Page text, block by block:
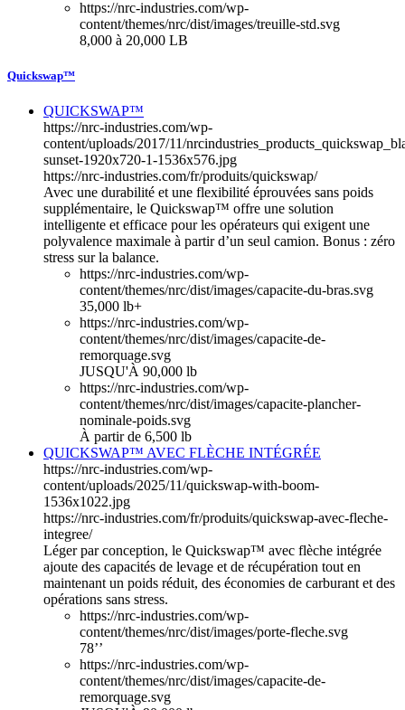
https://nrc-industries.com/wp-
content/themes/nrc/dist/images/treuille-std.svg
8,000 à 20,000 LB
Quickswap™
QUICKSWAP™
https://nrc-industries.com/wp-
content/uploads/2017/11/
sunset-1920x720-1-1536x576.jpg
https://nrc-industries.com/fr/produits/quickswap/
Avec une durabilité et une flexibilité éprouvées sans poids
supplémentaire, le Quickswap™ offre une solution
intelligente et efficace pour les opérateurs qui exigent une
polyvalence maximale à partir d’un seul camion. Bonus : zéro
stress sur la balance.
https://nrc-industries.com/wp-
content/themes/nrc/dist/images/capacite-du-bras.svg
35,000 lb+
https://nrc-industries.com/wp-
content/themes/nrc/dist/images/capacite-de-
remorquage.svg
JUSQU'À 90,000 lb
https://nrc-industries.com/wp-
content/themes/nrc/dist/images/capacite-plancher-
nominale-poids.svg
À partir de 6,500 lb
QUICKSWAP™ AVEC FLÈCHE INTÉGRÉE
https://nrc-industries.com/wp-
content/uploads/2025/11/quickswap-with-boom-
1536x1022.jpg
https://nrc-industries.com/fr/produits/quickswap-avec-fleche-
integree/
Léger par conception, le Quickswap™ avec flèche intégrée
ajoute des capacités de levage et de récupération tout en
maintenant un poids réduit, des économies de carburant et des
opérations sans stress.
https://nrc-industries.com/wp-
content/themes/nrc/dist/images/porte-fleche.svg
78’’
https://nrc-industries.com/wp-
content/themes/nrc/dist/images/capacite-de-
remorquage.svg